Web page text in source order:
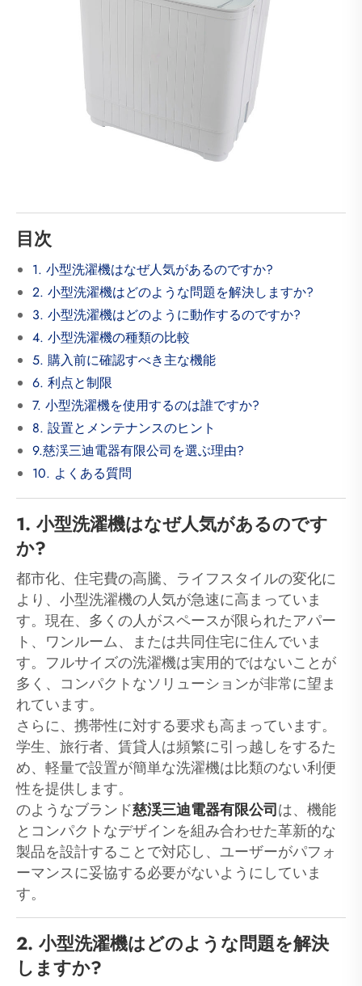
目次
1. 小型洗濯機はなぜ人気があるのですか?
2. 小型洗濯機はどのような問題を解決しますか?
3. 小型洗濯機はどのように動作するのですか?
4. 小型洗濯機の種類の比較
5. 購入前に確認すべき主な機能
6. 利点と制限
7. 小型洗濯機を使用するのは誰ですか?
8. 設置とメンテナンスのヒント
9.慈渓三迪電器有限公司を選ぶ理由?
10. よくある質問
1. 小型洗濯機はなぜ人気があるのです
か?
都市化、住宅費の高騰、ライフスタイルの変化に
より、小型洗濯機の人気が急速に高まっていま
す。現在、多くの人がスペースが限られたアパー
ト、ワンルーム、または共同住宅に住んでいま
す。フルサイズの洗濯機は実用的ではないことが
多く、コンパクトなソリューションが非常に望ま
れています。
さらに、携帯性に対する要求も高まっています。
学生、旅行者、賃貸人は頻繁に引っ越しをするた
め、軽量で設置が簡単な洗濯機は比類のない利便
性を提供します。
のようなブランド慈渓三迪電器有限公司は、機能
とコンパクトなデザインを組み合わせた革新的な
製品を設計することで対応し、ユーザーがパフォ
ーマンスに妥協する必要がないようにしていま
す。
2. 小型洗濯機はどのような問題を解決
しますか?